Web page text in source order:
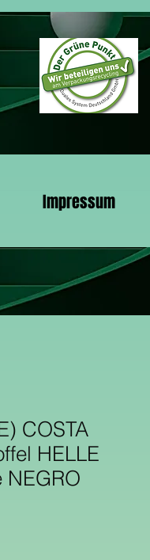
Impressum
COSTA
HELLE
NEGRO